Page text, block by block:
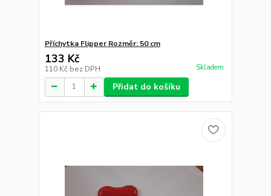
Příchytka Flipper Rozměr: 50 cm
133 Kč
110 Kč bez DPH Skladem
Přidat do košíku